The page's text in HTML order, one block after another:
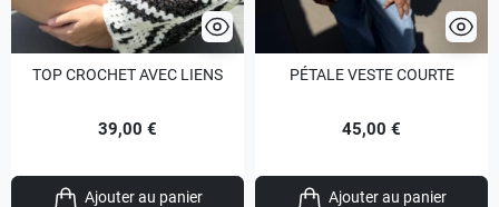
TOP CROCHET AVEC LIENS
39,00 €
Ajouter au panier
PÉTALE VESTE COURTE
45,00 €
Ajouter au panier